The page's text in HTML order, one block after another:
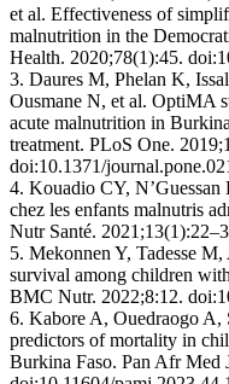
et al. Effectiveness of
malnutrition in the
Health. 2020;78(1):45.
3. Daures M, Phelan K,
Ousmane N, et al. OptiMA
acute malnutrition in
treatment. PLoS One.
doi:10.1371/
4. Kouadio CY,
chez les enfants malnutris
Nutr Santé.
5. Mekonnen Y, Tadesse
survival among children
BMC Nutr. 2022;8:12.
6. Kabore A, Ouedraogo A,
predictors of mortality in
Burkina Faso. Pan Afr Med